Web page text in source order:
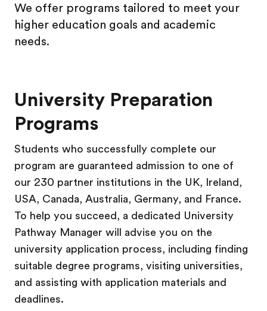
We offer programs tailored to meet your
higher education goals and academic
needs.
University Preparation
Programs
Students who successfully complete our
program are guaranteed admission to one of
our 230 partner institutions in the UK, Ireland,
USA, Canada, Australia, Germany, and France.
To help you succeed, a dedicated University
Pathway Manager will advise you on the
university application process, including finding
suitable degree programs, visiting universities,
and assisting with application materials and
deadlines.